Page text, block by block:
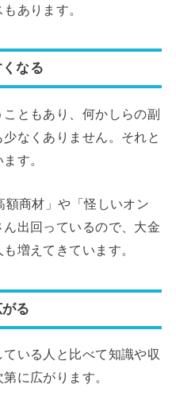
あります。
なる
ともあり、何かしらの副
なくありません。それと
す。
額商材」や「怪しいオン
出回っているので、大金
増えてきています。
る
いる人と比べて知識や収
に広がります。